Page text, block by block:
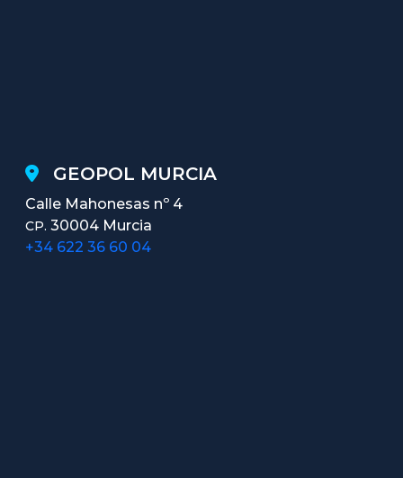
GEOPOL MURCIA
Calle Mahonesas nº 4
CP. 30004 Murcia
+34 622 36 60 04